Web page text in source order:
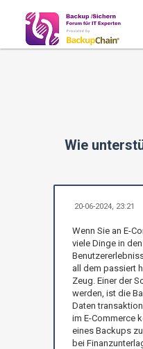
Wie
20-06-2024, 23:21
Wenn Sie an E-
viele Dinge in
all dem passiert
Zeug. Einer der
werden, ist die
Daten
im E-Commerce
eines Backups
bei